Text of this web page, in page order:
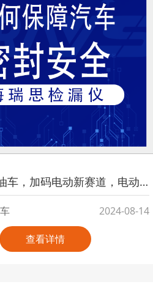
本田减产燃油车，加码电动新赛道，电动车该如何杜绝电池泄漏？
2024-08-14
查看详情